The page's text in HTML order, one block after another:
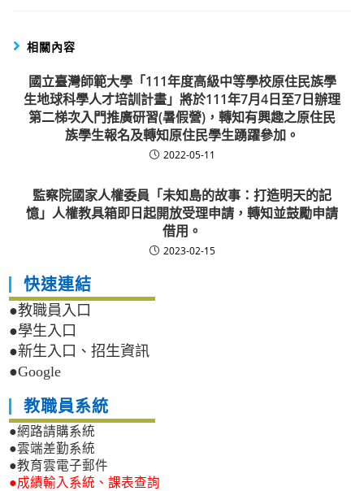
相關內容
國立臺灣師範大學「111年度高級中等學校原住民族學
生地球科學人才培訓計畫」將於111年7月4日至7日辦理
第二梯次入門推廣研習(暑假營)，轉知有興趣之原住民
族學生報名及轉知原住民學生踴躍參加。
2022-05-11
監察院國家人權委員「未知島的故事：打造明天的記
憶」人權教具箱即日起開放受理申請，轉知並鼓勵申請
借用。
2023-02-15
快速連結
●教職員入口
●學生入口
●新生入口、招生資訊
●Google
教職員系統
●網路請購系統
●雲端差勤系統
●教育雲電子郵件
●成績輸入系統、課表查詢